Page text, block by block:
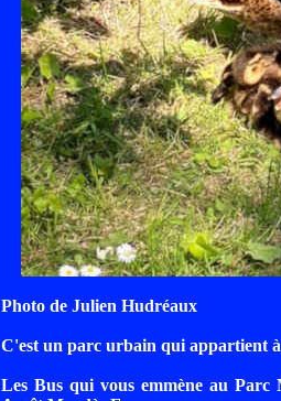
Photo de Julien Hudréaux
C'est un parc urbain qui appartient
Les Bus qui vous emmène au